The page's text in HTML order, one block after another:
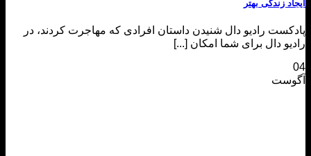
ایجاد زندگی بهتر
پادکست رادیو دال شنیدن داستان افرادی که مهاجرت کردند، در
رادیو دال برای شما امکان [...]
04
آگوست